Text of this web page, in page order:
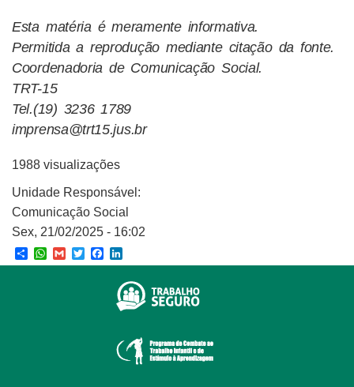
Esta matéria é meramente informativa.
Permitida a reprodução mediante citação da fonte.
Coordenadoria de Comunicação Social.
TRT-15
Tel.(19) 3236 1789
imprensa@trt15.jus.br
1988 visualizações
Unidade Responsável:
Comunicação Social
Sex, 21/02/2025 - 16:02
ShareWhatsApp
GmailTwitterFacebook